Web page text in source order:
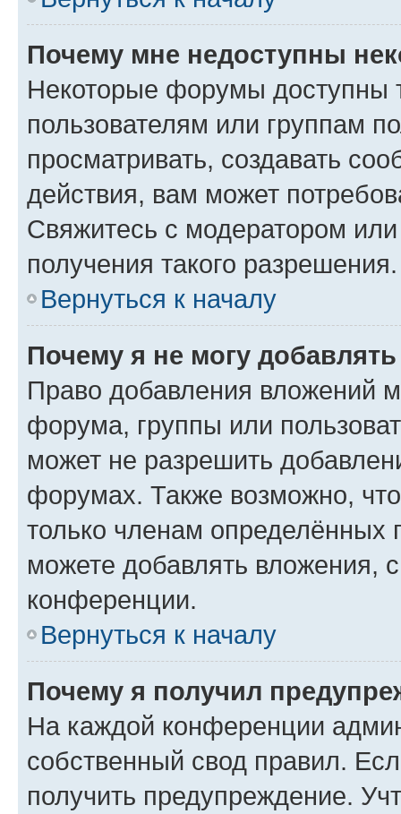
Почему мне недоступны
Некоторые форумы доступны
пользователям или группам
просматривать, создавать
действия, вам может
Свяжитесь с модератором
получения такого разрешения.
Вернуться к началу
Почему я не могу
Право добавления вложений
форума, группы или
может не разрешить
форумах. Также возможно,
только членам определённых
можете добавлять вложения,
конференции.
Вернуться к началу
Почему я получил
На каждой конференции
собственный свод правил.
получить предупреждение.